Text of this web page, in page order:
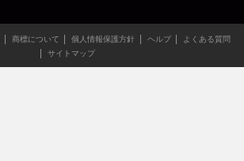
商標について 個人情報保護方針 ヘルプ
よくある質問
サイトマップ